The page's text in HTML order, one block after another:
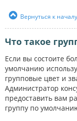
Вернуться к началу
Что такое
Если вы состоите
умолчанию
групповые цвет и
Администратор
предоставить вам
группу по